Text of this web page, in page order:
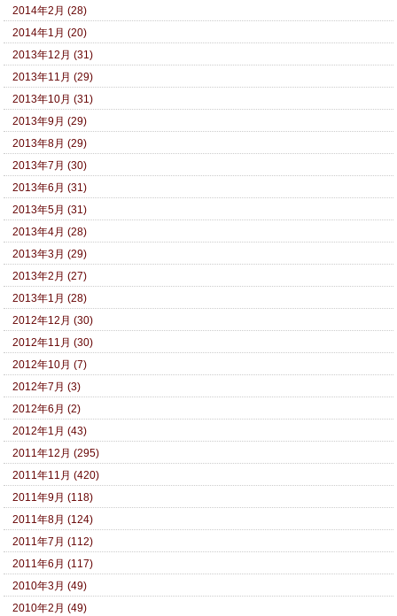
2014年2月 (28)
2014年1月 (20)
2013年12月 (31)
2013年11月 (29)
2013年10月 (31)
2013年9月 (29)
2013年8月 (29)
2013年7月 (30)
2013年6月 (31)
2013年5月 (31)
2013年4月 (28)
2013年3月 (29)
2013年2月 (27)
2013年1月 (28)
2012年12月 (30)
2012年11月 (30)
2012年10月 (7)
2012年7月 (3)
2012年6月 (2)
2012年1月 (43)
2011年12月 (295)
2011年11月 (420)
2011年9月 (118)
2011年8月 (124)
2011年7月 (112)
2011年6月 (117)
2010年3月 (49)
2010年2月 (49)